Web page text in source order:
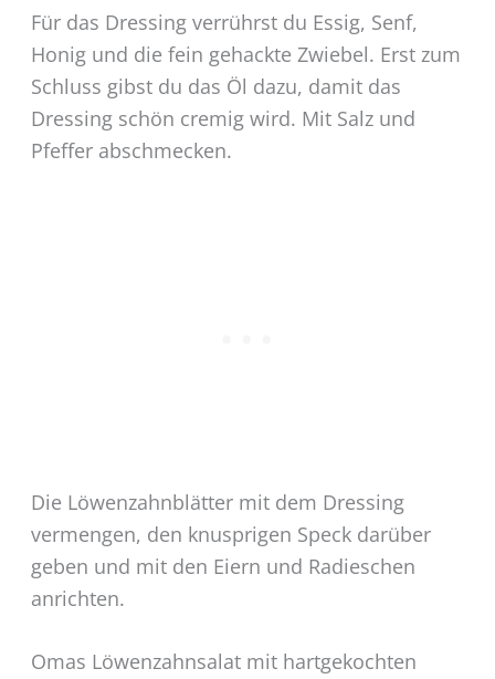
Für das Dressing verrührst du Essig, Senf,
Honig und die fein gehackte Zwiebel. Erst zum
Schluss gibst du das Öl dazu, damit das
Dressing schön cremig wird. Mit Salz und
Pfeffer abschmecken.
Die Löwenzahnblätter mit dem Dressing
vermengen, den knusprigen Speck darüber
geben und mit den Eiern und Radieschen
anrichten.
Omas Löwenzahnsalat mit hartgekochten